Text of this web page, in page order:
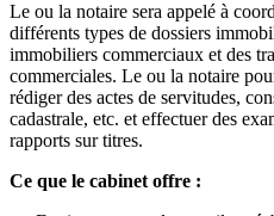
Le ou la notaire sera appelé à
différents types de dossiers
immobiliers commerciaux et des
commerciales. Le ou la notaire
rédiger des actes de servitudes,
cadastrale, etc. et effectuer des
rapports sur titres.
Ce que le cabinet offre :